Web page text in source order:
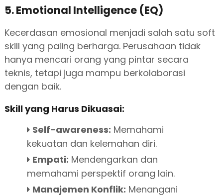
5. Emotional Intelligence (EQ)
Kecerdasan emosional menjadi salah satu soft
skill yang paling berharga. Perusahaan tidak
hanya mencari orang yang pintar secara
teknis, tetapi juga mampu berkolaborasi
dengan baik.
Skill yang Harus Dikuasai:
Self-awareness: Memahami
kekuatan dan kelemahan diri.
Empati: Mendengarkan dan
memahami perspektif orang lain.
Manajemen Konflik: Menangani